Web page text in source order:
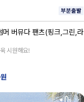
버뮤다 팬츠(핑크,그린,라
시원해요!